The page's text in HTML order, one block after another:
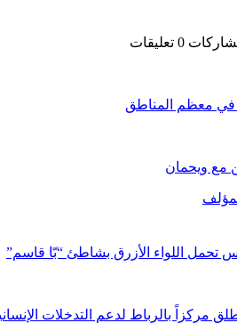
0 تعليقات
في معظم المناطق
مع ويحمان
تحمل اللواء الأزرق بشاطئ “بّا قاسم”